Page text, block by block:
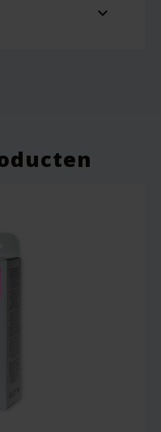
Tandpasta – 50
expand_more